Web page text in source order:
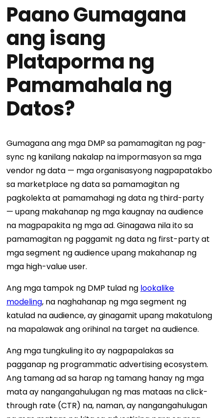
Paano Gumagana
ang isang
Plataporma ng
Pamamahala ng
Datos?
Gumagana ang mga DMP sa pamamagitan ng pag-
sync ng kanilang nakalap na impormasyon sa mga
vendor ng data — mga organisasyong nagpapatakbo
sa marketplace ng data sa pamamagitan ng
pagkolekta at pamamahagi ng data ng third-party
— upang makahanap ng mga kaugnay na audience
na magpapakita ng mga ad. Ginagawa nila ito sa
pamamagitan ng paggamit ng data ng first-party at
mga segment ng audience upang makahanap ng
mga high-value user.
Ang mga tampok ng DMP tulad ng lookalike
modeling, na naghahanap ng mga segment ng
katulad na audience, ay ginagamit upang makatulong
na mapalawak ang orihinal na target na audience.
Ang mga tungkuling ito ay nagpapalakas sa
pagganap ng programmatic advertising ecosystem.
Ang tamang ad sa harap ng tamang hanay ng mga
mata ay nangangahulugan ng mas mataas na click-
through rate (CTR) na, naman, ay nangangahulugan